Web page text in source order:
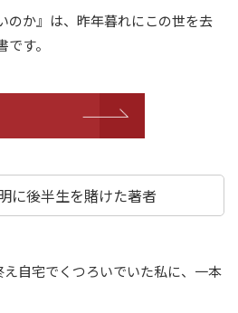
のか』は、昨年暮れにこの世を去
す。
に後半生を賭けた著者
自宅でくつろいでいた私に、一本